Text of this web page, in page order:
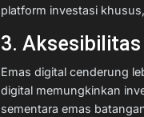
platform investasi
3.
Emas digital cenderung
digital memungkinkan
sementara emas